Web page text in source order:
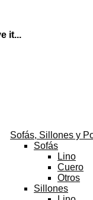
it...
Sofás, Sillones y
Sofás
Lino
Cuero
Otros
Sillones